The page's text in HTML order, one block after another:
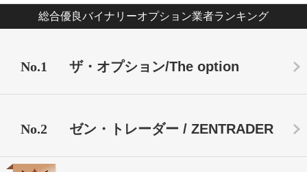
総合優良バイナリーオプション業者ランキング
No.1 ザ・オプション/The option
No.2 ゼン・トレーダー / ZENTRADER